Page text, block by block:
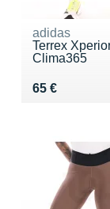
adidas
Terrex
Clima365
65 €
Vendu 65 €